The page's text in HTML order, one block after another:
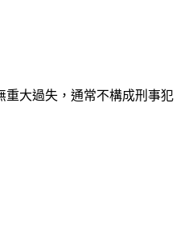
重大過失，通常不構成刑事犯